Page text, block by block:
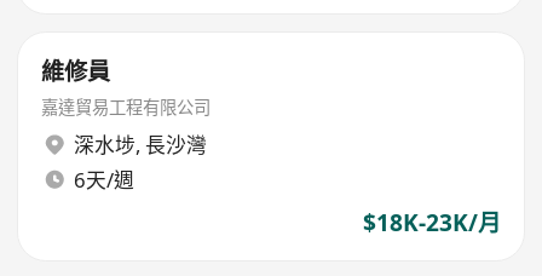
維修員
嘉達貿易工程有限公司
深水埗, 長沙灣
6天/週
$18K-23K/月